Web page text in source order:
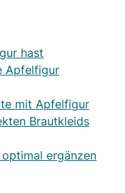
hast
Apfelfigur
mit Apfelfigur
Brautkleids
ergänzen